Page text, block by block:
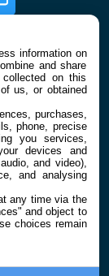
information on
and share
on this
us, or obtained
purchases,
phone, precise
you services,
devices and
and video),
and analysing
any time via the
and object to
choices remain